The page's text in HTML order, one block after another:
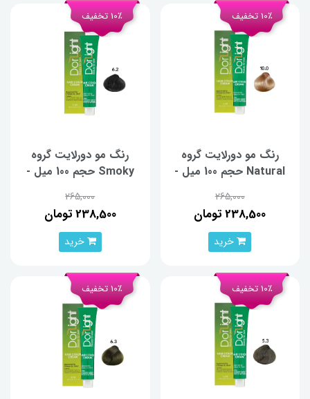
رنگ مو دورلایت گروه
Natural حجم 100 میل -
شماره 10.0
265,000
238,500 تومان
10٪ تخفیف
خرید
رنگ مو دورلایت گروه
Smoky حجم 100 میل -
شماره 6.2
265,000
238,500 تومان
10٪ تخفیف
خرید
10٪ تخفیف 10٪ تخفیف